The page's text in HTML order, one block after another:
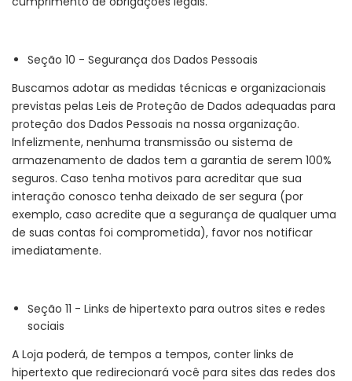
Seção 10 - Segurança dos Dados Pessoais
Buscamos adotar as medidas técnicas e organizacionais
previstas pelas Leis de Proteção de Dados adequadas para
proteção dos Dados Pessoais na nossa organização.
Infelizmente, nenhuma transmissão ou sistema de
armazenamento de dados tem a garantia de serem 100%
seguros. Caso tenha motivos para acreditar que sua
interação conosco tenha deixado de ser segura (por
exemplo, caso acredite que a segurança de qualquer uma
de suas contas foi comprometida), favor nos notificar
imediatamente.
Seção 11 - Links de hipertexto para outros sites e redes
sociais
A Loja poderá, de tempos a tempos, conter links de
hipertexto que redirecionará você para sites das redes dos